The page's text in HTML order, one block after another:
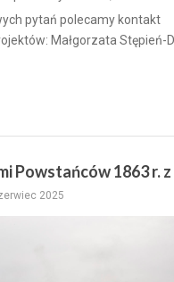
pytań polecamy kontakt
Małgorzata Stępień-
Powstańców 1863 r.
2025